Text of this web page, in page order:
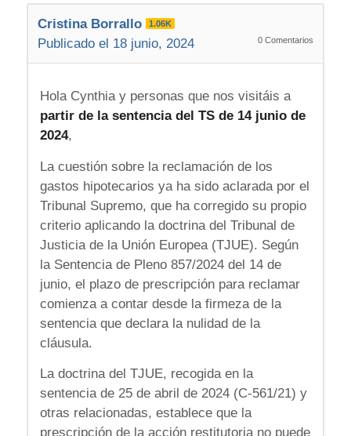
Cristina Borrallo 1.06K
Publicado el 18 junio, 2024 0 Comentarios
Hola Cynthia y personas que nos visitáis a
partir de la sentencia del TS de 14 junio de
2024,
La cuestión sobre la reclamación de los
gastos hipotecarios ya ha sido aclarada por el
Tribunal Supremo, que ha corregido su propio
criterio aplicando la doctrina del Tribunal de
Justicia de la Unión Europea (TJUE). Según
la Sentencia de Pleno 857/2024 del 14 de
junio, el plazo de prescripción para reclamar
comienza a contar desde la firmeza de la
sentencia que declara la nulidad de la
cláusula.
La doctrina del TJUE, recogida en la
sentencia de 25 de abril de 2024 (C-561/21) y
otras relacionadas, establece que la
prescripción de la acción restitutoria no puede